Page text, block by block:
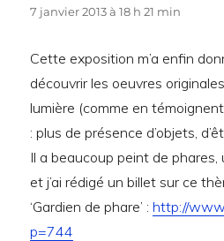
7 janvier 2013 à 18 h 21 min
Cette exposition m’a enfin
découvrir les oeuvres
lumière (comme en
: plus de présence d’objets,
Il a beaucoup peint de phares,
et j’ai rédigé un billet sur ce
‘Gardien de phare’ :http://
p=744